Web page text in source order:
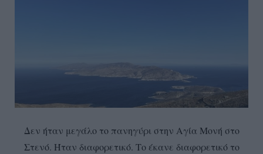
Δεν ήταν μεγάλο το πανηγύρι στην Αγία Μονή στο
Στενό. Ήταν διαφορετικό. Το έκανε διαφορετικό το